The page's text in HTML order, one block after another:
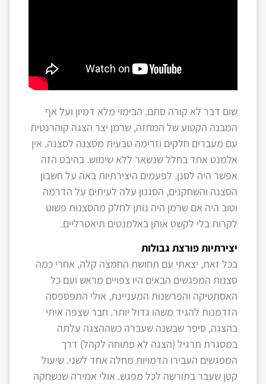
שום דבר לא קורה סתם. הבימוי מלא דמיון ועל אף
המבנה הקטוע של המחזה, שרמן יצר הצגה קוהרנטית
עם מעברים חלקים וזרימה טבעית מסצנה לסצנה. אין
אלמנט אחד בחלל שנשאר ללא שימוש. בהיבט הזה
אפשר היה לסנן. לפעמים היצירתיות באה על חשבון
הסצנה והשחקנים, הסגנון עלה לעיתים על הדרמה
וטוב היה אם שרמן היה נותן לחלק מהסצנות פשוט
לקרות בלי לקשט אותן באלמנטים תיאטרליים.
יצירתיות פורצת גבולות
בכל זאת, יצאתי עם תחושת החמצה קלה, אחרי כמה
סצנות המפגשים הבאים היו צפויים מראש ועם כל
האסתטיקה והפרשנות המעניינת, אולי התפספסה
הזדמנות להגיד משהו גדול יותר. חבר שצפה איתי
בהצגה, סיפר שבשנה שעברה כשההצגה עלתה
במסגרת תרגיל (הצגה לא פתוחה לקהל) דרך
המפגשים העבירו הדמויות מחלה אחד לשני. שיעול
קטן שעבר בתורשה לכל מפגש. אולי אמירה שנשחקה